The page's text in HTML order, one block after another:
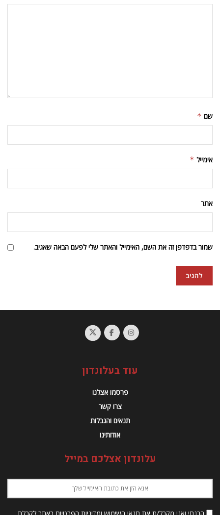
שם *
אימייל *
אתר
שמור בדפדפן זה את השם, האימייל והאתר שלי לפעם הבאה שאגיב.
עוד בעלונדון
פרסמו אצלנו
צרו קשר
תנאים והגבלות
אודותינו
עלונדון אצלכם במייל